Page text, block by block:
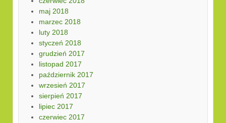
maj 2018
marzec 2018
luty 2018
styczeń 2018
grudzień 2017
listopad 2017
październik 2017
wrzesień 2017
sierpień 2017
lipiec 2017
czerwiec 2017